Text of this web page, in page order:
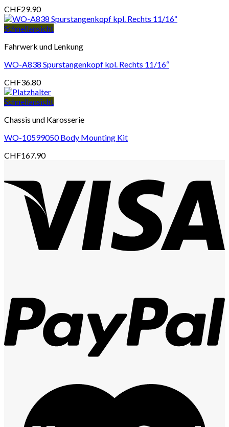
CHF29.90
Schnellansicht
Fahrwerk und Lenkung
WO-A838 Spurstangenkopf kpl. Rechts 11/16“
CHF36.80
Schnellansicht
Chassis und Karosserie
WO-10599050 Body Mounting Kit
CHF167.90